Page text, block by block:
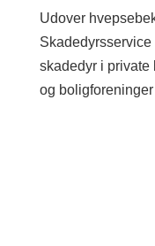
Udover
skadedyr i private
og